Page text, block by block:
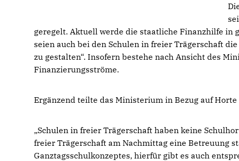
geregelt. Aktuell werde die staatliche Finanzhilfe in
seien auch bei den Schulen in freier Trägerschaft
zu gestalten“. Insofern bestehe nach Ansicht des
Finanzierungsströme.
Ergänzend teilte das Ministerium in Bezug auf
Schulen in freier Trägerschaft haben keine
freier Trägerschaft am Nachmittag eine Betreuung
Ganztagsschulkonzeptes, hierfür gibt es auch